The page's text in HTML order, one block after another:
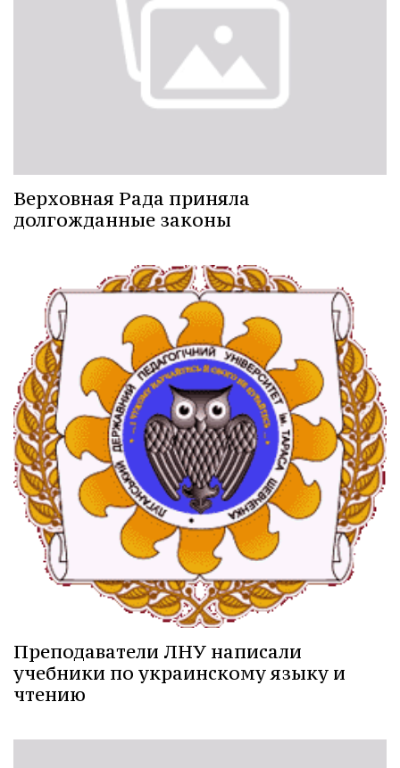
Верховная Рада приняла
долгожданные законы
Преподаватели ЛНУ написали
учебники по украинскому языку и
чтению